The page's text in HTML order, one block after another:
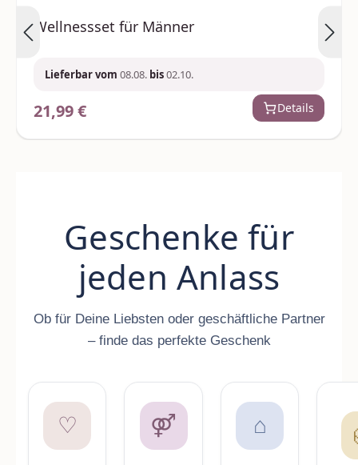
Wellnessset für Männer
Lieferbar vom 08.08. bis02.10.
Regulärer Preis:
21,99 € Details
Geschenke für
jeden Anlass
Ob für Deine Liebsten oder geschäftliche Partner
– finde das perfekte Geschenk
♡ ⚤ ⌂